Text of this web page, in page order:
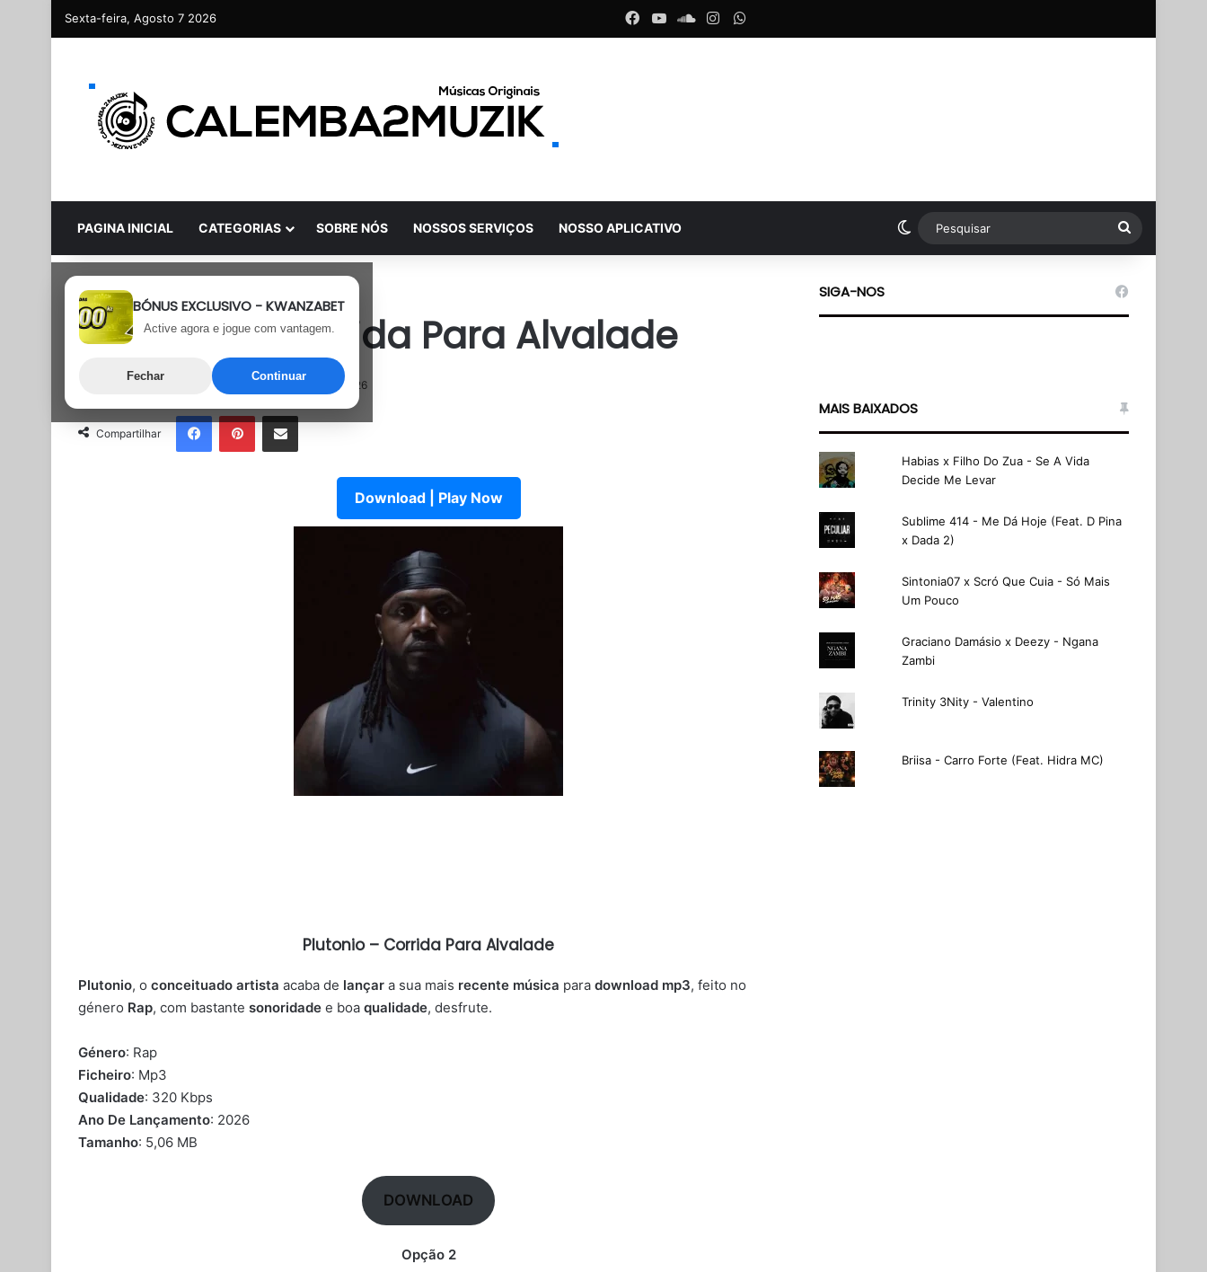
Sexta-feira, Agosto 7 2026 Facebook
YouTubeSoundCloud
Instagram
PAGINA INICIAL CATEGORIAS SOBRE NÓS NOSSOS SERVIÇOS NOSSO APLICATIVO Switch skin Pesquisar
BÓNUS EXCLUSIVO - KWANZABET
Active agora e jogue com vantagem.
Fechar Continuar
Rap
Plutonio – Corrida Para Alvalade
Última atualização: 5 de Julho, 2026
Compartilhar
FacebookPinterestPartilhar Via Email
Download | Play Now
Plutonio – Corrida Para Alvalade
Plutonio, o conceituado artista acaba de lançar a sua mais recente música para download mp3, feito no
género Rap, com bastante sonoridade e boa qualidade, desfrute.
Género: Rap
Ficheiro: Mp3
Qualidade: 320 Kbps
Ano De Lançamento: 2026
Tamanho: 5,06 MB
DOWNLOAD
Opção 2
SIGA-NOS
MAIS BAIXADOS
Habias x Filho Do Zua - Se A Vida
Decide Me Levar
Sublime 414 - Me Dá Hoje (Feat. D Pina
x Dada 2)
Sintonia07 x Scró Que Cuia - Só Mais
Um Pouco
Graciano Damásio x Deezy - Ngana
Zambi
Trinity 3Nity - Valentino
Briisa - Carro Forte (Feat. Hidra MC)